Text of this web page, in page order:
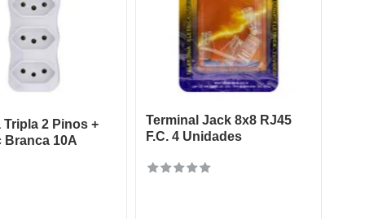
Tripla 2 Pinos +
Branca 10A
Terminal Jack 8x8 RJ45
F.C. 4 Unidades